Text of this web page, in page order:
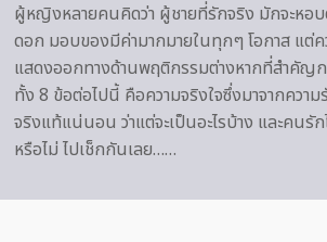
ผู้หญิงหลายคนคิดว่า ผู้ชายที่รักจริง มักจะหอ
ดอก มอบของมีค่ามากมายในทุกๆ โอกาส แต่ค
แสดงออกทางด้านพฤติกรรมต่างหากที่สำคัญก
ทั้ง 8 ข้อต่อไปนี้ คือความจริงใจซึ่งมาจากควา
จริงแท้แน่นอน ว่าแต่จะเป็นอะไรบ้าง และคน
หรือไม่ ไปเช็กกันเลย……